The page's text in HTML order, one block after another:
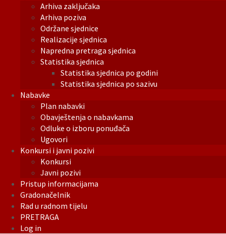
Arhiva zaključaka
Arhiva poziva
Održane sjednice
Realizacije sjednica
Napredna pretraga sjednica
Statistika sjednica
Statistika sjednica po godini
Statistika sjednica po sazivu
Nabavke
Plan nabavki
Obavještenja o nabavkama
Odluke o izboru ponuđača
Ugovori
Konkursi i javni pozivi
Konkursi
Javni pozivi
Pristup informacijama
Gradonačelnik
Rad u radnom tijelu
PRETRAGA
Log in